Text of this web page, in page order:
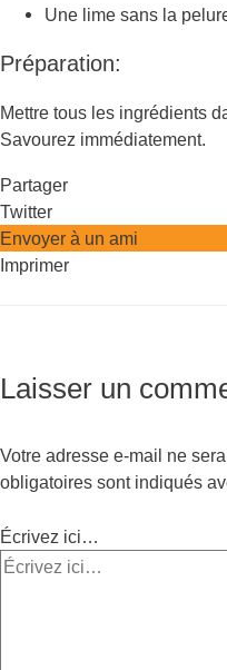
Une lime sans la
Préparation:
Mettre tous les ingrédients
Savourez immédiatement.
Partager
Twitter
Envoyer à un ami
Imprimer
Laisser un
Votre adresse e-mail ne
obligatoires sont indiqués
Écrivez ici…